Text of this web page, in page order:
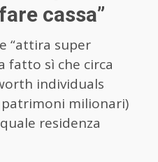
cassa”
“attira super
fatto sì che circa
individuals
patrimoni milionari)
residenza